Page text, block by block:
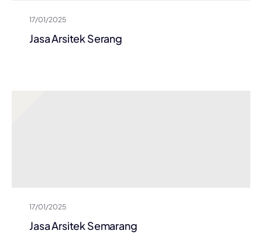
17/01/2025
Jasa Arsitek Serang
17/01/2025
Jasa Arsitek Semarang